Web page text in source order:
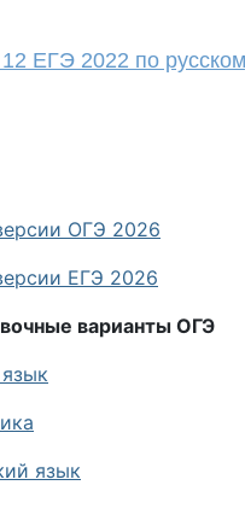
ЕГЭ 2022 по
ОГЭ 2026
ЕГЭ 2026
варианты ОГЭ
язык